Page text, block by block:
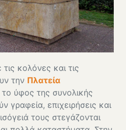
τις κολόνες και τις
την Πλατεία
το ύφος της συνολικής
γραφεία, επιχειρήσεις και
τους στεγάζονται